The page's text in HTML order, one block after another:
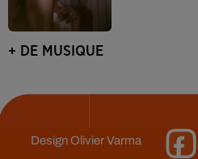
+ DE MUSIQUE
DesignOlivier Varma